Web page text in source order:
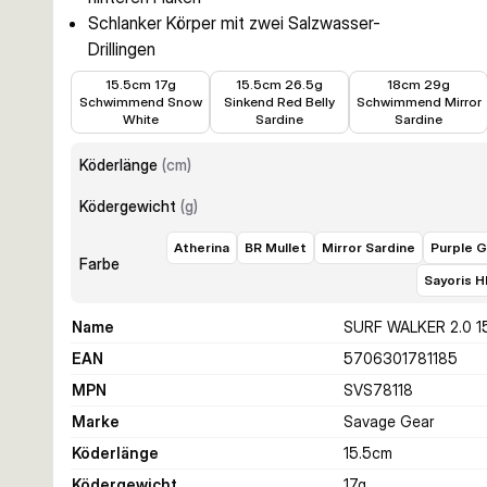
Schlanker Körper mit zwei Salzwasser-
Drillingen
15.5cm 17g
Schwimmend Snow
White
15.5cm 26.5g
Sinkend Red Belly
Sardine
18cm 29g
Schwimmend Mirror
Sardine
Köderlänge (cm)
Ködergewicht (g)
Farbe
Atherina BR Mullet Mirror Sardine
Purple
Sayoris
Name
SURF WALKER 2.0
EAN
5706301781185
MPN
SVS78118
Marke
Savage Gear
Köderlänge
15.5cm